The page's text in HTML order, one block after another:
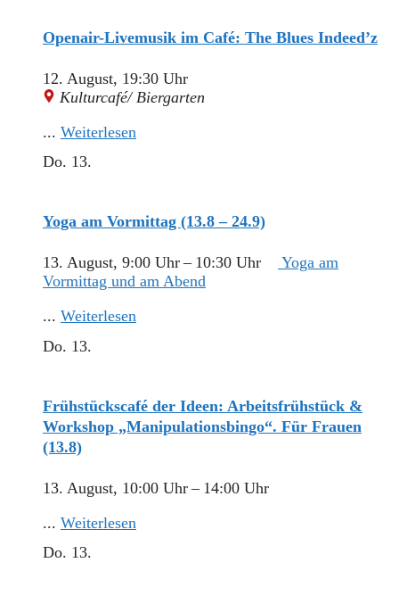
Openair-Livemusik im Café: The Blues Indeed’z
12. August, 19:30 Uhr
Kulturcafé/ Biergarten
... Weiterlesen
Do. 13.
Yoga am Vormittag (13.8 – 24.9)
13. August, 9:00 Uhr– 10:30 Uhr
Yoga am
Vormittag und am Abend
... Weiterlesen
Do. 13.
Frühstückscafé der Ideen: Arbeitsfrühstück &
Workshop „Manipulationsbingo“. Für Frauen
(13.8)
13. August, 10:00 Uhr– 14:00 Uhr
... Weiterlesen
Do. 13.